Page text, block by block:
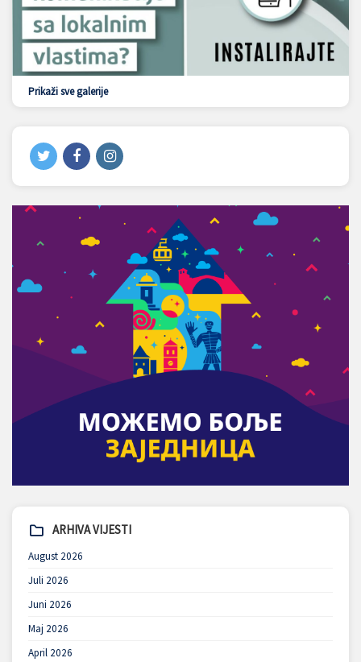
Prikaži sve galerije
ARHIVA VIJESTI
August 2026
Juli 2026
Juni 2026
Maj 2026
April 2026